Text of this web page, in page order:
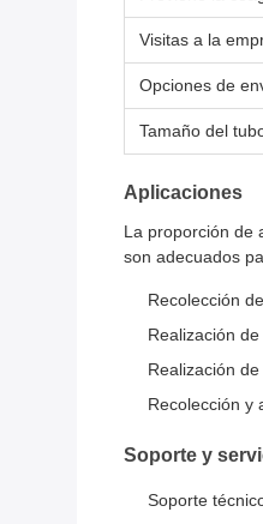
Visitas a la
Opciones de
Tamaño del
Aplicaciones
La proporción de
son adecuados
Recolección
Realización
Realización
Recolección y
Soporte y
Soporte